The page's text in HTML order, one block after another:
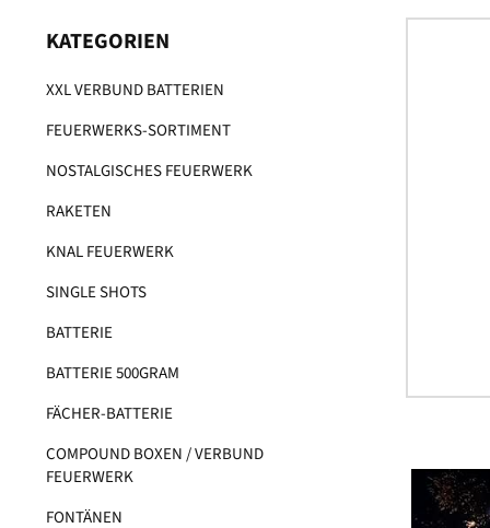
KATEGORIEN
XXL VERBUND BATTERIEN
FEUERWERKS-SORTIMENT
NOSTALGISCHES FEUERWERK
RAKETEN
KNAL FEUERWERK
SINGLE SHOTS
BATTERIE
BATTERIE 500GRAM
FÄCHER-BATTERIE
COMPOUND BOXEN / VERBUND
FEUERWERK
FONTÄNEN